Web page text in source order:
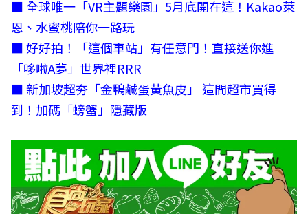
■ 全球唯一「VR主題樂園」5月底開在這！Kakao萊
恩、水蜜桃陪你一路玩
■好好拍！「這個車站」有任意門！直接送你進
「哆啦A夢」世界裡RRR
■新加坡超夯「金鴨鹹蛋黃魚皮」 這間超市買得
到！加碼「螃蟹」隱藏版